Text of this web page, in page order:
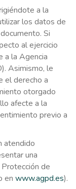
a la
los datos de
Si
al ejercicio
a la Agencia
Asimismo, le
el derecho a
otorgado
afecte a la
previo a
atendido
una
de
en www.agpd.es).